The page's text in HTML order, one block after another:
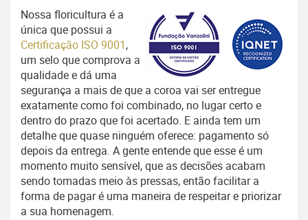
Nossa floricultura é a
única que possui a
Certificação ISO 9001,
um selo que comprova a
qualidade e dá uma
segurança a mais de que a coroa vai ser entregue
exatamente como foi combinado, no lugar certo e
dentro do prazo que foi acertado. E ainda tem um
detalhe que quase ninguém oferece: pagamento só
depois da entrega. A gente entende que esse é um
momento muito sensível, que as decisões acabam
sendo tomadas meio às pressas, então facilitar a
forma de pagar é uma maneira de respeitar e priorizar
a sua homenagem.